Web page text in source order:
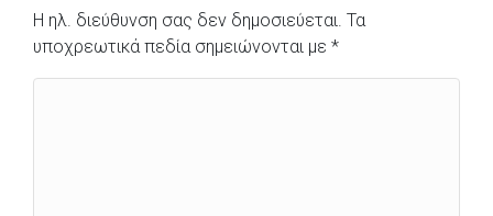
Η ηλ. διεύθυνση σας δεν δημοσιεύεται. Τα
υποχρεωτικά πεδία σημειώνονται με *